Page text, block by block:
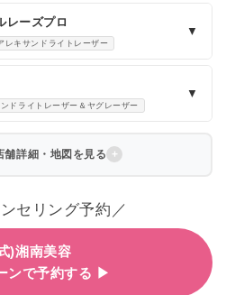
レーズプロ
レキサンドライトレーザー
▼
ドライトレーザー＆ヤグレーザー
▼
舗詳細・地図を見る
セリング予約／
)湘南美容
ンで予約する ▶